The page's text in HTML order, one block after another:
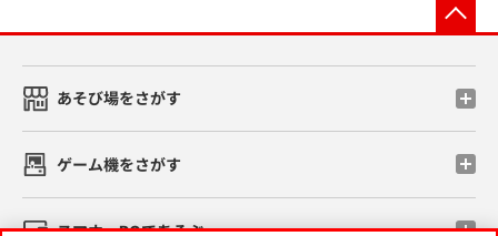
あそび場をさがす
ゲーム機をさがす
スマホ・PCであそぶ